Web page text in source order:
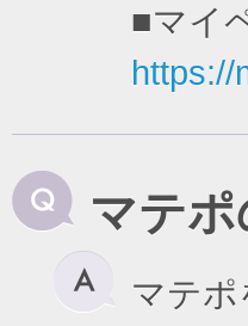
■マイ
https://
マテ
マテ